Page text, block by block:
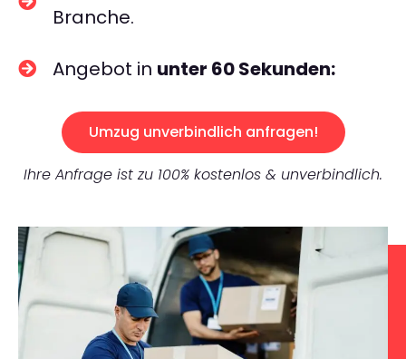
Branche.
Angebot in unter 60 Sekunden:
Umzug unverbindlich anfragen!
Ihre Anfrage ist zu 100% kostenlos & unverbindlich.